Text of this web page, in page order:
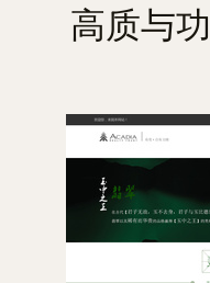
高质与